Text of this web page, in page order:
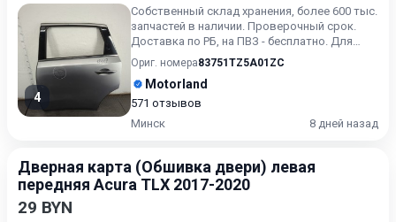
4
Собственный склад хранения, более 600 тыс.
запчастей в наличии. Проверочный срок.
Доставка по РБ, на ПВЗ - бесплатно. Для
получения актуальн...
Ориг. номера83751TZ5A01ZC
Motorland
571 отзывов
Минск
8 дней назад
Дверная карта (Обшивка двери) левая
передняя Acura TLX 2017-2020
29 BYN